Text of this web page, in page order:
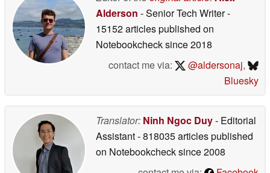
Alderson - Senior Tech Writer-
15152 articles published on
Notebookchecksince 2018
contact me via:
@aldersonaj,
Bluesky
Translator: Ninh Ngoc Duy- Editorial
Assistant- 818035 articles published
on Notebookchecksince 2008